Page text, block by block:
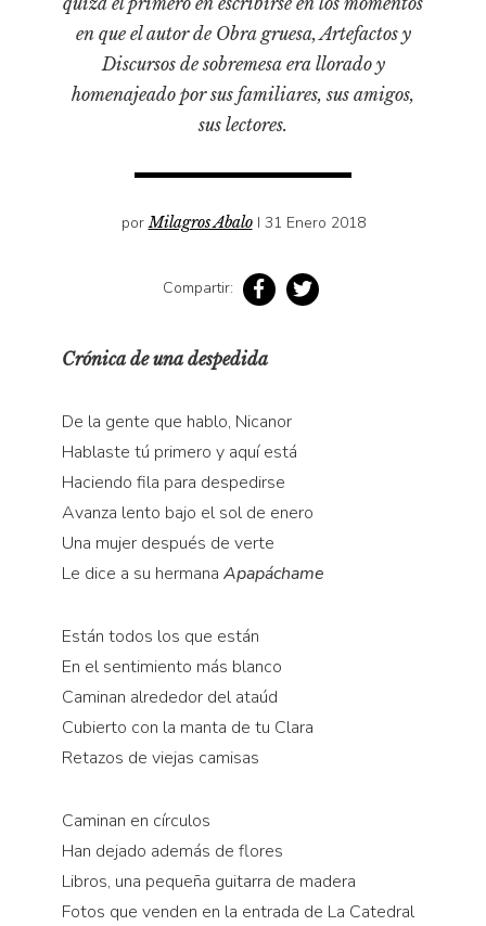
Lagunas mentales
Narrativas visuales
Pensamiento ilustrado
Personajes secundarios
Relecturas
Sociedad
Turismo accidental
Vidas paralelas
Voces y lecturas
en que el autor de Obra gruesa, Artefactos y
Discursos de sobremesa era llorado y
homenajeado por sus familiares, sus amigos,
sus lectores.
porMilagros Abalo I 31 Enero 2018
Compartir:
Crónica de una despedida
De la gente que hablo, Nicanor
Hablaste tú primero y aquí está
Haciendo fila para despedirse
Avanza lento bajo el sol de enero
Una mujer después de verte
Le dice a su hermana Apapáchame
Están todos los que están
En el sentimiento más blanco
Caminan alrededor del ataúd
Cubierto con la manta de tu Clara
Retazos de viejas camisas
Caminan en círculos
Han dejado además de flores
Libros, una pequeña guitarra de madera
Fotos que venden en la entrada de La Catedral